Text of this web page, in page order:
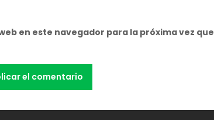
en este navegador para la próxima vez que